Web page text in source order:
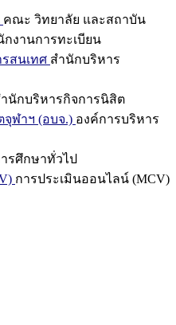
คณะ วิทยาลัย และสถาบัน
กงานการทะเบียน
สนเทศ สำนักบริหาร
นักบริหารกิจการนิสิต
ฬาฯ (อบจ.) องค์การบริหาร
รศึกษาทั่วไป
การประเมินออนไลน์ (MCV)